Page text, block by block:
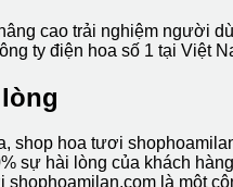
cao trải nghiệm người
ty điện hoa số 1 tại Việt
shop hoa tươi
sự hài lòng của khách
là một